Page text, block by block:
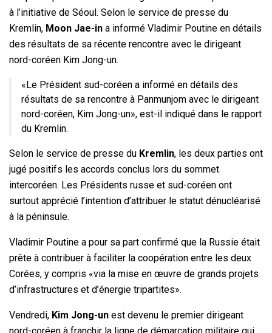
à l’initiative de Séoul. Selon le service de presse du
Kremlin, Moon Jae-in a informé Vladimir Poutine en détails
des résultats de sa récente rencontre avec le dirigeant
nord-coréen Kim Jong-un.
«Le Président sud-coréen a informé en détails des
résultats de sa rencontre à Panmunjom avec le dirigeant
nord-coréen, Kim Jong-un», est-il indiqué dans le rapport
du Kremlin.
Selon le service de presse du Kremlin, les deux parties ont
jugé positifs les accords conclus lors du sommet
intercoréen. Les Présidents russe et sud-coréen ont
surtout apprécié l’intention d’attribuer le statut dénucléarisé
à la péninsule.
Vladimir Poutine a pour sa part confirmé que la Russie était
prête à contribuer à faciliter la coopération entre les deux
Corées, y compris «via la mise en œuvre de grands projets
d’infrastructures et d’énergie tripartites».
Vendredi, Kim Jong-un est devenu le premier dirigeant